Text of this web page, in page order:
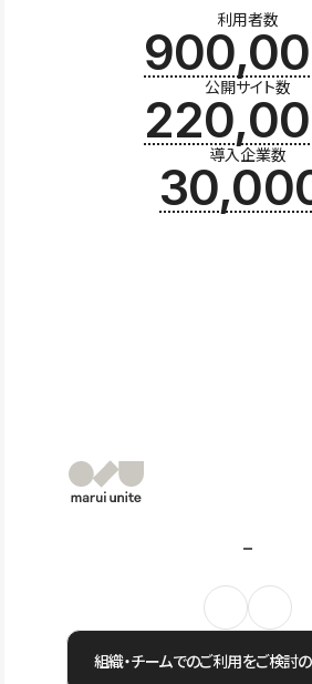
利用者数
公開サイト数
導入企業数
組織・チームでのご利用をご検討